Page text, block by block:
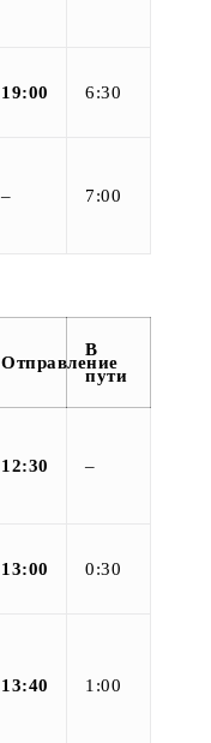
19:00 6:30
– 7:00
Отправление
В
пути
12:30 –
13:00 0:30
13:40 1:00